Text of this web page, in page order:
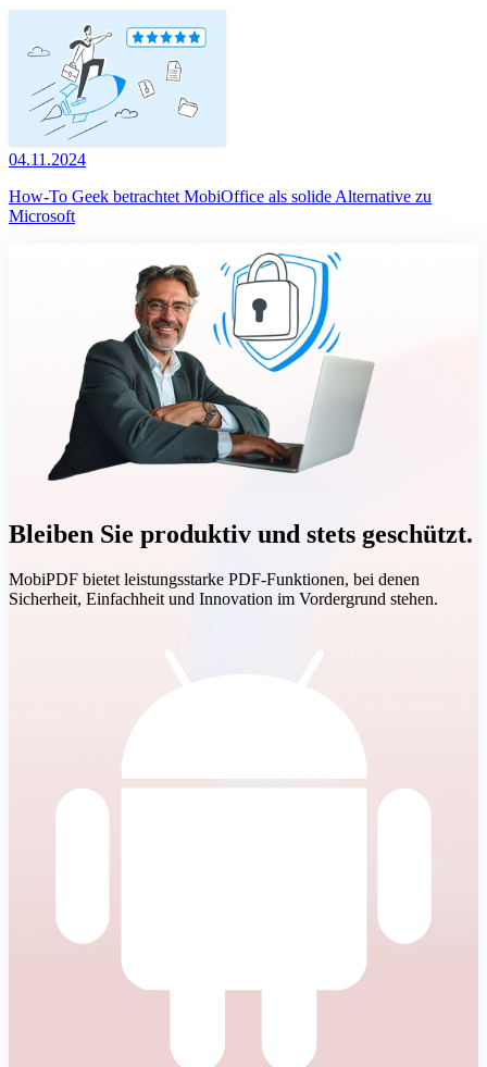
04.11.2024
How-To Geek betrachtet MobiOffice als solide Alternative zu
Microsoft
Bleiben Sie produktiv und stets geschützt.
MobiPDF bietet leistungsstarke PDF-Funktionen, bei denen
Sicherheit, Einfachheit und Innovation im Vordergrund stehen.